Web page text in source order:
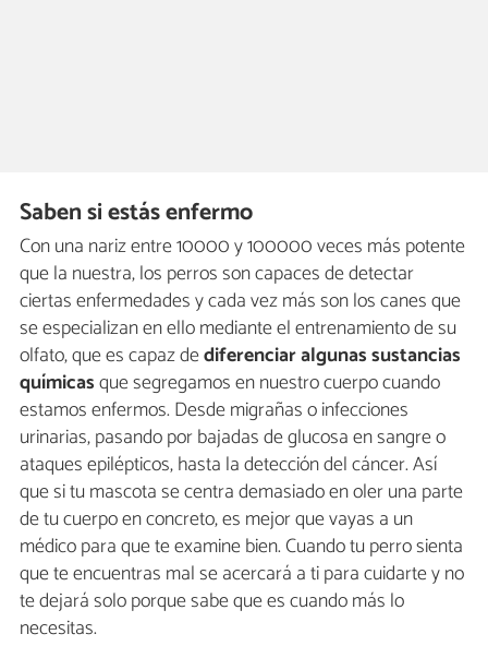
Saben si estás enfermo
Con una nariz entre 10000 y 100000 veces más potente
que la nuestra, los perros son capaces de detectar
ciertas enfermedades y cada vez más son los canes que
se especializan en ello mediante el entrenamiento de su
olfato, que es capaz dediferenciar algunas sustancias
químicasque segregamos en nuestro cuerpo cuando
estamos enfermos. Desde migrañas o infecciones
urinarias, pasando por bajadas de glucosa en sangre o
ataques epilépticos, hasta la detección del cáncer. Así
que si tu mascota se centra demasiado en oler una parte
de tu cuerpo en concreto, es mejor que vayas a un
médico para que te examine bien. Cuando tu perro sienta
que te encuentras mal se acercará a ti para cuidarte y no
te dejará solo porque sabe que es cuando más lo
necesitas.